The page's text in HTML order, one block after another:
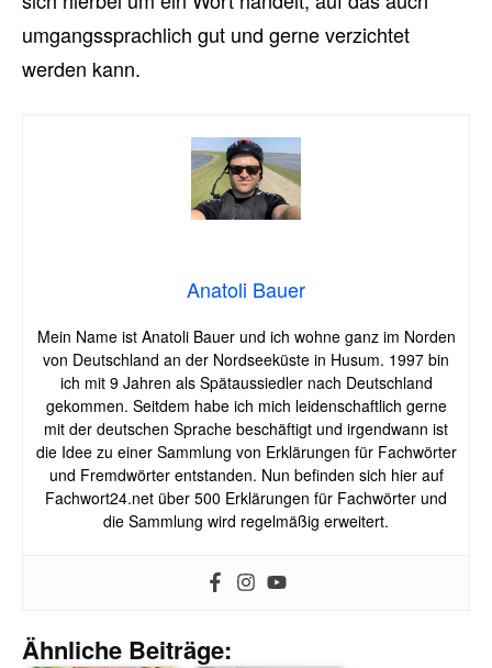
umgangssprachlich gut und gerne verzichtet
werden kann.
Anatoli Bauer
Mein Name ist Anatoli Bauer und ich wohne ganz im Norden
von Deutschland an der Nordseeküste in Husum. 1997 bin
ich mit 9 Jahren als Spätaussiedler nach Deutschland
gekommen. Seitdem habe ich mich leidenschaftlich gerne
mit der deutschen Sprache beschäftigt und irgendwann ist
die Idee zu einer Sammlung von Erklärungen für Fachwörter
und Fremdwörter entstanden. Nun befinden sich hier auf
Fachwort24.net über 500 Erklärungen für Fachwörter und
die Sammlung wird regelmäßig erweitert.
Ähnliche Beiträge: